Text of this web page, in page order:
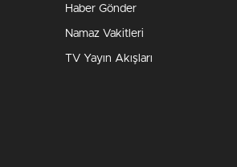
Haber Gönder
Namaz Vakitleri
TV Yayın Akışları